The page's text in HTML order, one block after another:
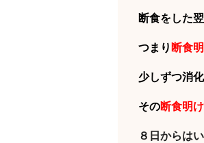
断食をした
つまり断食
少しずつ消
その断食明
８日からは